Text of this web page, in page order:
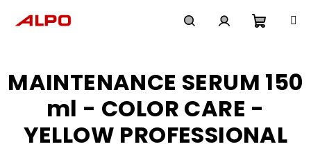
košík
MAINTENANCE SERUM 150
ml - COLOR CARE -
YELLOW PROFESSIONAL